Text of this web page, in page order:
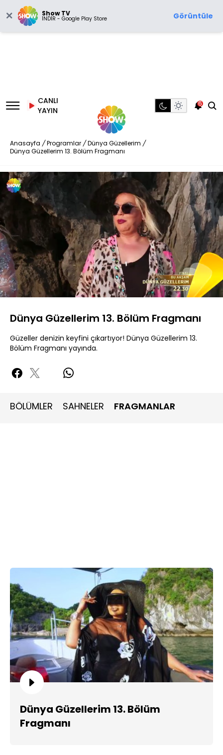
Show TV
İNDİR - Google Play Store Görüntüle
CANLI
YAYIN
6
Anasayfa / Programlar / Dünya Güzellerim /
Dünya Güzellerim 13. Bölüm Fragmanı
Sesi
Aç
Yüklendi
93.46%
Oynatma
Hızı
Dünya Güzellerim 13. Bölüm Fragmanı
Güzeller denizin keyfini çıkartıyor! Dünya Güzellerim 13.
Bölüm Fragmanı yayında.
BÖLÜMLER SAHNELER FRAGMANLAR
Dünya Güzellerim 13. Bölüm
Fragmanı